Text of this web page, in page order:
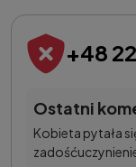
+48
Ostatni
Kobieta pytała